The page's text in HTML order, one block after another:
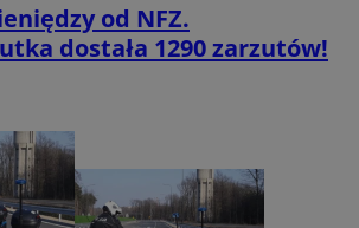
od NFZ.
dostała 1290 zarzutów!